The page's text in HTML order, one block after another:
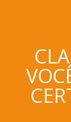
MAIS SAÚDE
INCENTIVO AOS
INCENTIVO AOS